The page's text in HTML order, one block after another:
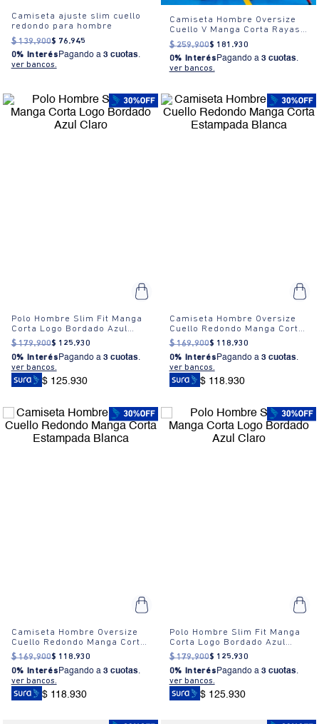
Camiseta ajuste slim cuello
redondo para hombre
$ 139.900$ 76.945
0% Interés Pagando a 3 cuotas.
ver bancos.
Camiseta Hombre Oversize
Cuello V Manga Corta Rayas
Estampada
$ 259.900$ 181 .930
0% Interés Pagando a 3 cuotas.
ver bancos.
Polo Hombre Slim Fit Manga
Corta Logo Bordado Azul
Claro
$ 179.900$ 125.930
0% Interés Pagando a 3 cuotas.
ver bancos.
$ 125.930
Camiseta Hombre Oversize
Cuello Redondo Manga Corta
Estampada Blanca
$ 169.900$ 118.930
0% Interés Pagando a 3 cuotas.
ver bancos.
$ 118.930
Camiseta Hombre Oversize
Cuello Redondo Manga Corta
Estampada Blanca
$ 169.900$ 118.930
0% Interés Pagando a 3 cuotas.
ver bancos.
$ 118.930
Polo Hombre Slim Fit Manga
Corta Logo Bordado Azul
Claro
$ 179.900$ 125.930
0% Interés Pagando a 3 cuotas.
ver bancos.
$ 125.930